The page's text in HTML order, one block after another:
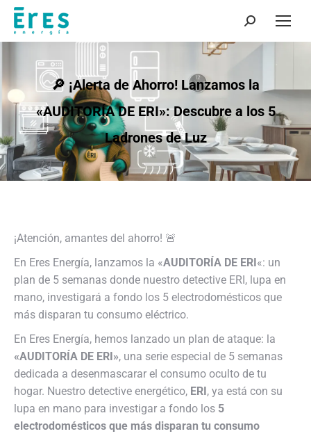
Buscar:
🔎 ¡Alerta de Ahorro! Lanzamos la
«AUDITORÍA DE ERI»: Descubre a los 5
Ladrones de Luz
¡Atención, amantes del ahorro! 🚨
En Eres Energía, lanzamos la «AUDITORÍA DE ERI«: un
plan de 5 semanas donde nuestro detective ERI, lupa en
mano, investigará a fondo los 5 electrodomésticos que
más disparan tu consumo eléctrico.
En Eres Energía, hemos lanzado un plan de ataque: la
«AUDITORÍA DE ERI», una serie especial de 5 semanas
dedicada a desenmascarar el consumo oculto de tu
hogar. Nuestro detective energético, ERI, ya está con su
lupa en mano para investigar a fondo los 5
electrodomésticos que más disparan tu consumo